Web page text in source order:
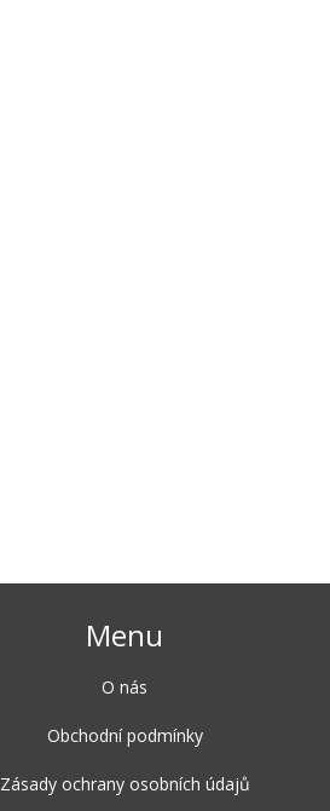
Menu
O nás
Obchodní podmínky
Zásady ochrany osobních údajů